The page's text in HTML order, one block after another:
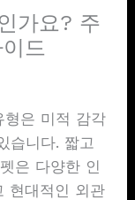
가요? 주
드
은 미적 감각
습니다. 짧고
은 다양한 인
현대적인 외관